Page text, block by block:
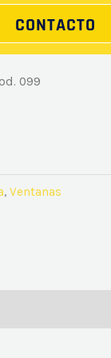
CONTACTO
099
, Ventanas